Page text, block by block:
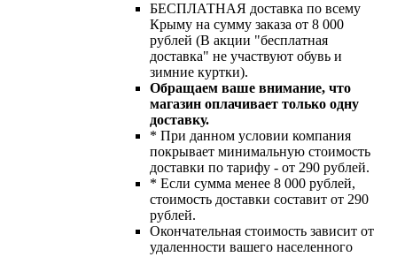
БЕСПЛАТНАЯ доставка по всему
Крыму на сумму заказа от 8 000
рублей (В акции "бесплатная
доставка" не участвуют обувь и
зимние куртки).
Обращаем ваше внимание, что
магазин оплачивает только одну
доставку.
* При данном условии компания
покрывает минимальную стоимость
доставки по тарифу - от 290 рублей.
* Если сумма менее 8 000 рублей,
стоимость доставки составит от 290
рублей.
Окончательная стоимость зависит от
удаленности вашего населенного